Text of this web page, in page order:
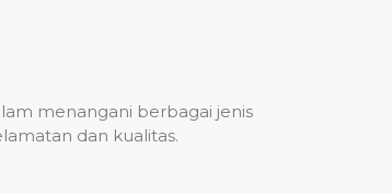
menangani berbagai jenis
dan kualitas.